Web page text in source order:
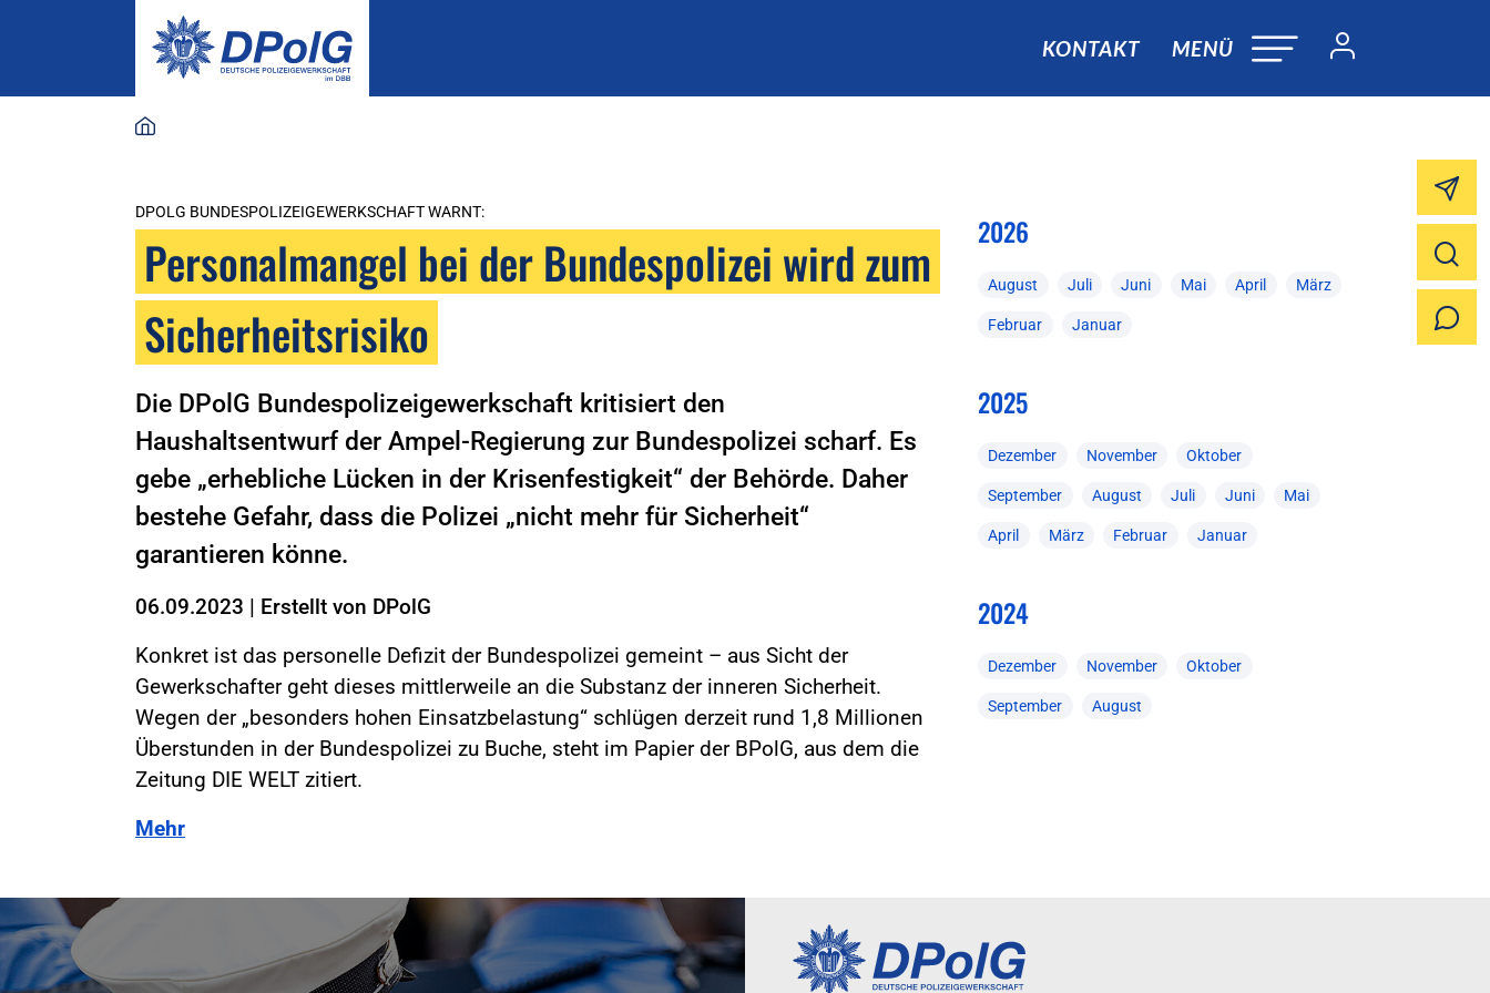
KONTAKT MENÜ
DPOLG BUNDESPOLIZEIGEWERKSCHAFT WARNT:
Personalmangel bei der Bundespolizei wird zum
Sicherheitsrisiko
Die DPolG Bundespolizeigewerkschaft kritisiert den
Haushaltsentwurf der Ampel-Regierung zur Bundespolizei scharf. Es
gebe „erhebliche Lücken in der Krisenfestigkeit“ der Behörde. Daher
bestehe Gefahr, dass die Polizei „nicht mehr für Sicherheit“
garantieren könne.
06.09.2023 | Erstellt von DPolG
Konkret ist das personelle Defizit der Bundespolizei gemeint – aus Sicht der
Gewerkschafter geht dieses mittlerweile an die Substanz der inneren Sicherheit.
Wegen der „besonders hohen Einsatzbelastung“ schlügen derzeit rund 1,8 Millionen
Überstunden in der Bundespolizei zu Buche, steht im Papier der BPolG, aus dem die
Zeitung DIE WELT zitiert.
Mehr
2026
August Juli Juni Mai April März
Februar Januar
2025
Dezember November Oktober
September August Juli Juni Mai
April März Februar Januar
2024
Dezember November Oktober
September August